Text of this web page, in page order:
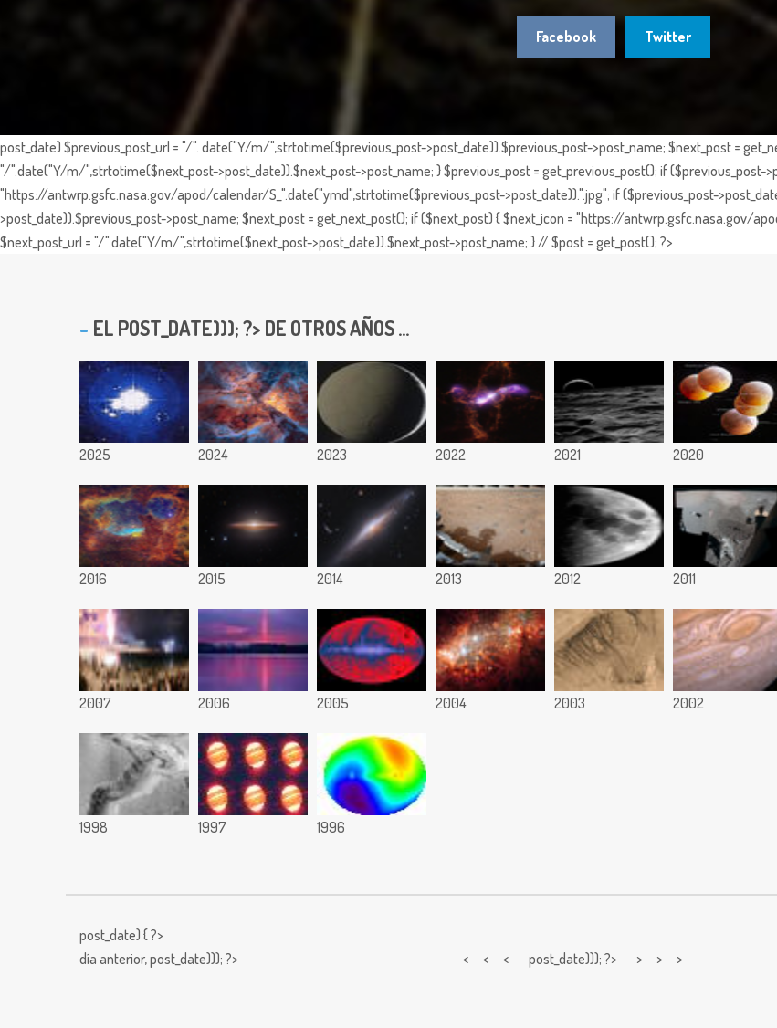
Facebook Twitter
post_date) $previous_post_url = "/". date("Y/m/",strtotime($previous_post->post_date)).$previous_post->post_name; $next_post =
"/".date("Y/m/",strtotime($next_post->post_date)).$next_post->post_name; } $previous_post = get_previous_post(); if ($previous_post-
"https://antwrp.gsfc.nasa.gov/apod/calendar/S_".date("ymd",strtotime($previous_post->post_date)).".jpg"; if ($previous_post-
>post_date)).$previous_post->post_name; $next_post = get_next_post(); if ($next_post) { $next_icon = "https://antwrp.gsfc.nasa.gov/
$next_post_url = "/".date("Y/m/",strtotime($next_post->post_date)).$next_post->post_name; } // $post = get_post(); ?>
EL POST_DATE))); ?> DE OTROS AÑOS ...
2025 2024 2023 2022 2021 2020
2016 2015 2014 2013 2012 2011
2007 2006 2005 2004 2003 2002
1998 1997 1996
post_date) { ?>
día anterior,post_date))); ?> < < < post_date))); ?> > > >